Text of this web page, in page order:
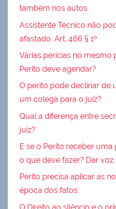
também nos autos
Assistente Técnico não
afastado. Art. 466 § 1º
Várias perícias no mesmo
Perito deve agendar?
O perito pode declinar de
um colega para o juiz?
Qual a diferença entre
juiz?
E se o Perito receber
o que deve fazer? Dar voz
Perito precisa aplicar as
época dos fatos